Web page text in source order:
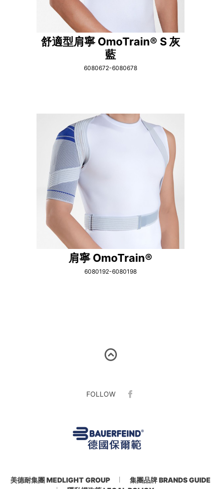
舒適型肩寧 OmoTrain® S 灰
藍
6080672-6080678
肩寧 OmoTrain®
6080192-6080198
美德耐集團 MEDLIGHT GROUP
集團品牌 BRANDS GUIDE
FOLLOW